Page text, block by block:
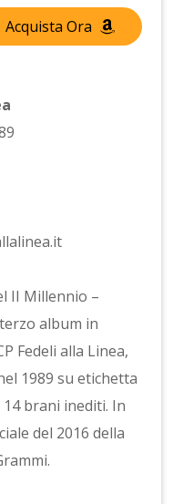
Acquista Ora
II Millennio –
album in
Fedeli alla Linea,
1989 su etichetta
14 brani inediti. In
del 2016 della